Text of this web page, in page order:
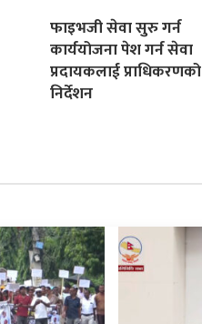
फाइभजी सेवा सुरु गर्न
कार्ययोजना पेश गर्न सेवा
प्रदायकलाई प्राधिकरणको
निर्देशन